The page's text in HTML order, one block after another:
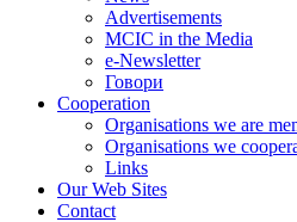
Advertisements
MCIC in the Media
e-Newsletter
Говори
Cooperation
Organisations we are
Organisations we
Links
Our Web Sites
Contact